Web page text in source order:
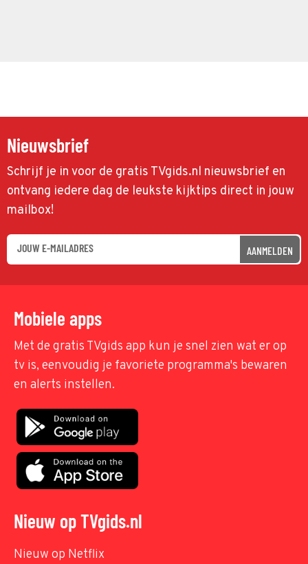
Nieuwsbrief
Schrijf je in voor de gratis TVgids.nl nieuwsbrief en
ontvang iedere dag de leukste kijktips direct in jouw
mailbox!
AANMELDEN
Mobiele apps
Met de gratis TVgids app kun je snel zien wat er op
tv is, eenvoudig je favoriete programma's bewaren
en alerts instellen.
Nieuw op TVgids.nl
Nieuw op Netflix